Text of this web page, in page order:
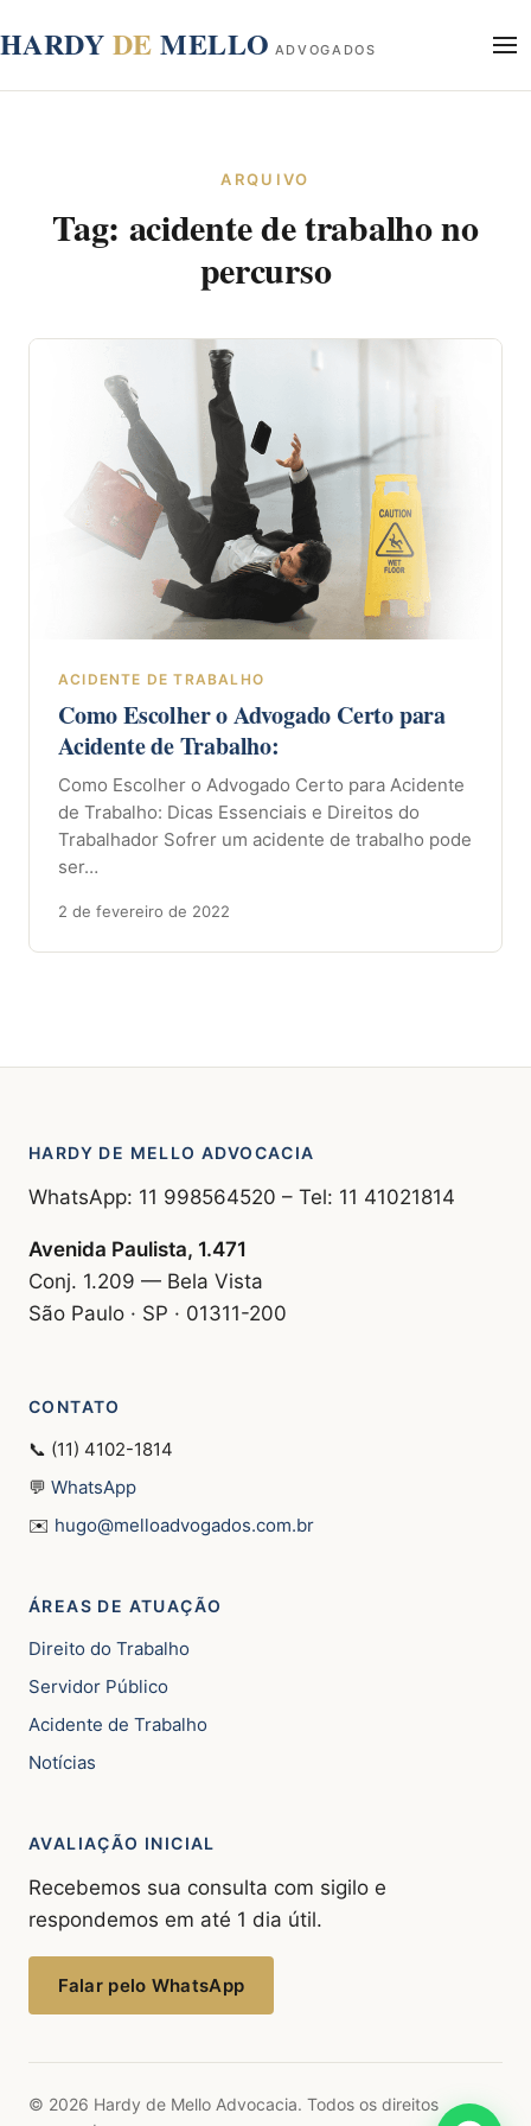
HARDY DE MELLO ADVOGADOS
Blog
Contato
ARQUIVO
Tag: acidente de trabalho no
percurso
ACIDENTE DE TRABALHO
Como Escolher o Advogado Certo para
Acidente de Trabalho:
Como Escolher o Advogado Certo para Acidente
de Trabalho: Dicas Essenciais e Direitos do
Trabalhador Sofrer um acidente de trabalho pode
ser…
2 de fevereiro de 2022
HARDY DE MELLO ADVOCACIA
WhatsApp: 11 998564520 – Tel: 11 41021814
Avenida Paulista, 1.471
Conj. 1.209 — Bela Vista
São Paulo · SP · 01311-200
CONTATO
📞 (11) 4102-1814
💬 WhatsApp
✉️ hugo@melloadvogados.com.br
ÁREAS DE ATUAÇÃO
Direito do Trabalho
Servidor Público
Acidente de Trabalho
Notícias
AVALIAÇÃO INICIAL
Recebemos sua consulta com sigilo e
respondemos em até 1 dia útil.
Falar pelo WhatsApp
© 2026 Hardy de Mello Advocacia. Todos os direitos